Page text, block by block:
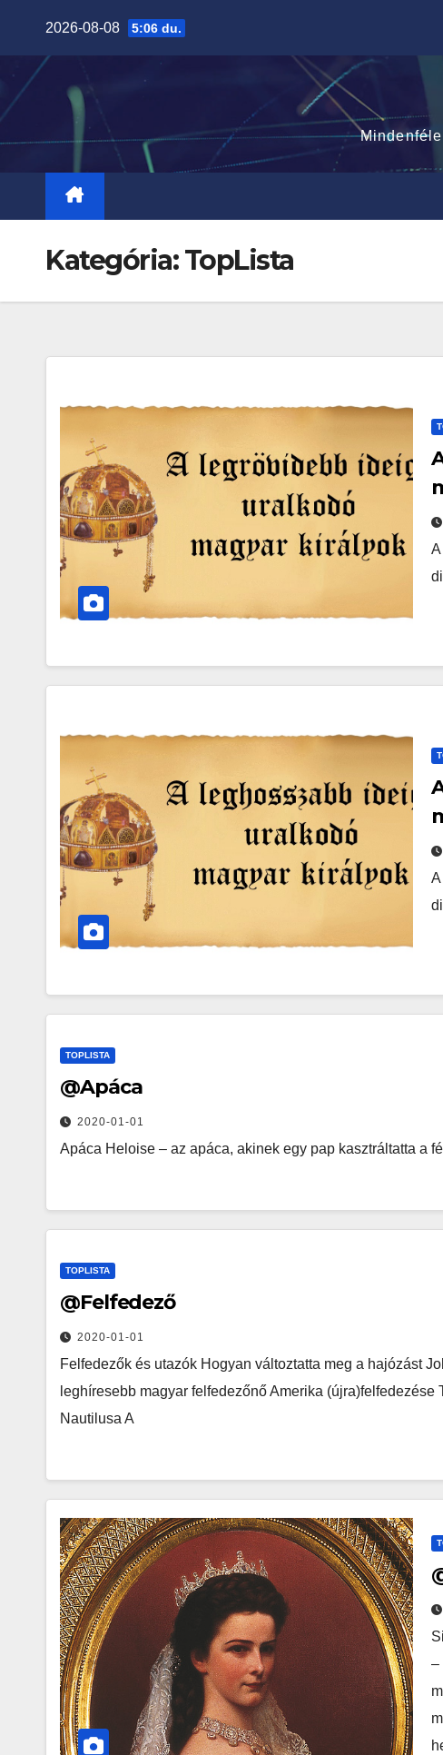
content
2026-08-08 5:06 du.
Kategória:TopLista
TOPLISTA
@Apáca
2020-01-01
Apáca Heloise – az apáca, akinek egy pap kasztráltatta a
TOPLISTA
@Felfedező
2020-01-01
Felfedezők és utazók Hogyan változtatta meg a hajózást
leghíresebb magyar felfedezőnő Amerika
Nautilusa A
–